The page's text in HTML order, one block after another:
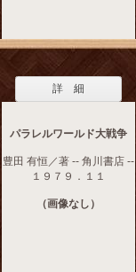
詳 細
パラレルワールド大戦争
豊田 有恒／著 -- 角川書店 --
１９７９．１１
（画像なし）